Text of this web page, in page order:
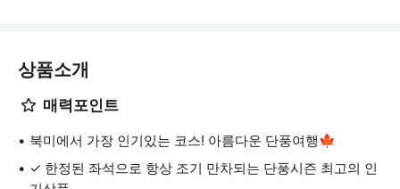
상품소개
매력포인트
북미에서 가장 인기있는 코스! 아름다운 단풍여행🍁
✓ 한정된 좌석으로 항상 조기 만차되는 단풍시즌 최고의 인